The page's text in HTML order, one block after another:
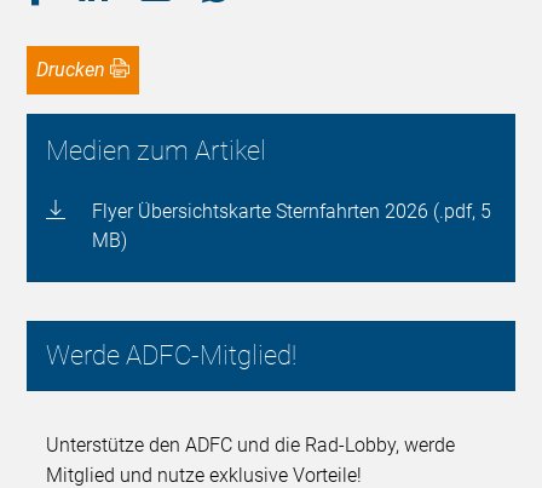
Drucken
Medien zum Artikel
Flyer Übersichtskarte Sternfahrten 2026 (.pdf, 5
MB)
Werde ADFC-Mitglied!
Unterstütze den ADFC und die Rad-Lobby, werde
Mitglied und nutze exklusive Vorteile!